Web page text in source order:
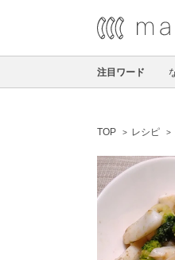
注目ワード
TOP レシピ